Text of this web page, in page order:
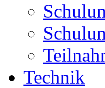
Technik